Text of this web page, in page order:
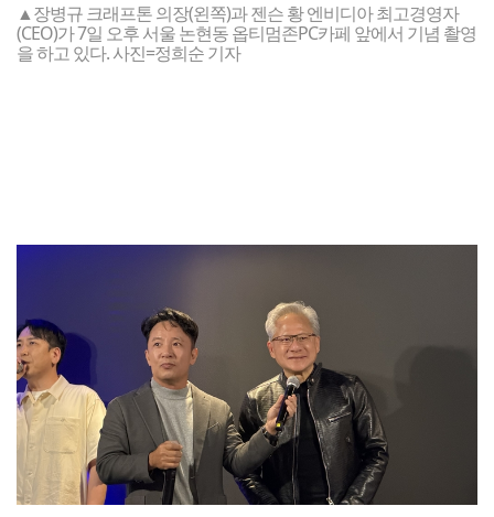
▲장병규 크래프톤 의장(왼쪽)과 젠슨 황 엔비디아 최고경영자
(CEO)가 7일 오후 서울 논현동 옵티멈존PC카페 앞에서 기념 촬영
을 하고 있다. 사진=정희순 기자